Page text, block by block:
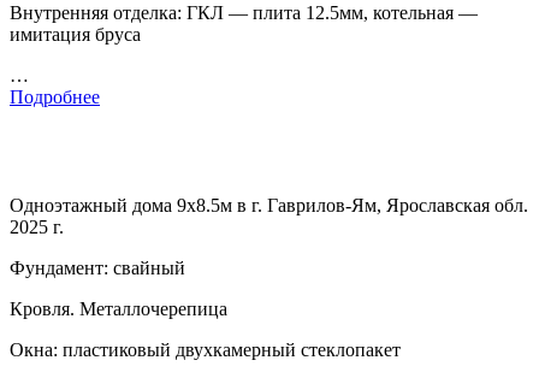
Внутренняя отделка: ГКЛ — плита 12.5мм, котельная —
имитация бруса
…
Подробнее
Одноэтажный дома 9х8.5м в г. Гаврилов-Ям, Ярославская обл.
2025 г.
Фундамент: свайный
Кровля. Металлочерепица
Окна: пластиковый двухкамерный стеклопакет